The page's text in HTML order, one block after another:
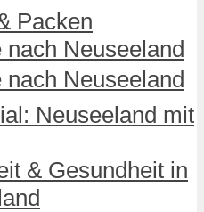
Packen
nach Neuseeland
Neuseeland
Neuseeland mit
& Gesundheit in